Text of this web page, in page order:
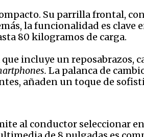
Su parrilla frontal,
la funcionalidad es clave
80 kilogramos de carga.
incluye un reposabrazos,
La palanca de
añaden un toque de
al conductor seleccionar